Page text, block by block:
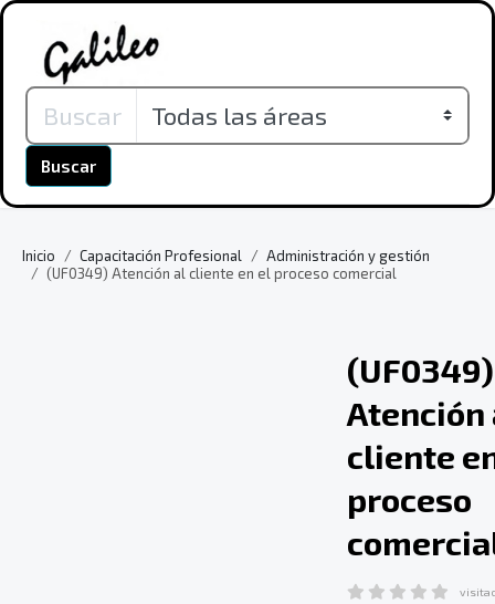
Buscar
Inicio Capacitación Profesional
Administración y gestión
(UF0349) Atención al cliente en el proceso comercial
(UF0349)
Atención
cliente
proceso